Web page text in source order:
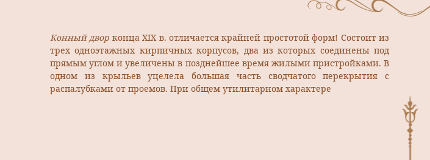
Конный двор конца XIX в. отличается крайней простотой форм! Состоит из
трех одноэтажных кирпичных корпусов, два из которых соединены под
прямым углом и увеличены в позднейшее время жилыми пристройками. В
одном из крыльев уцелела большая часть сводчатого перекрытия с
распалубками от проемов. При общем утилитарном характере